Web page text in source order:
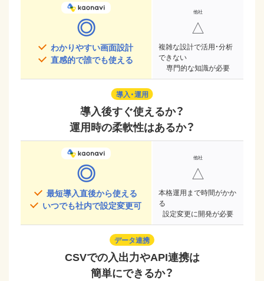
◎
わかりやすい画面設計
直感的で誰でも使える
△
複雑な設計で活用・分析
できない
専門的な知識が必要
導入・運用
導入後すぐ使えるか？
運用時の柔軟性はあるか？
◎
最短導入直後から使える
いつでも社内で設定変更可
△
本格運用まで時間がかか
る
設定変更に開発が必要
データ連携
CSVでの入出力やAPI連携は
簡単にできるか？